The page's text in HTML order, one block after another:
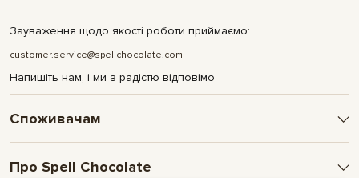
Зауваження щодо якості роботи приймаємо:
customer.service@spellchocolate.com
Напишіть нам, і ми з радістю відповімо
Споживачам
Оплата та доставка
Умови і гарантії
Про Spell Chocolate